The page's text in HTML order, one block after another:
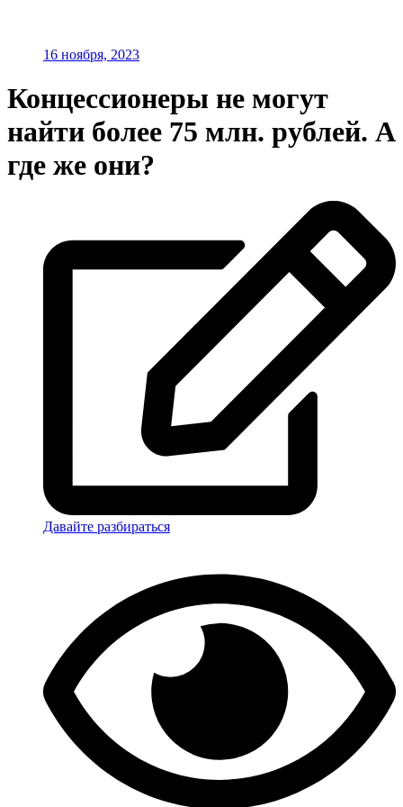
16 ноября, 2023
Концессионеры не могут
найти более 75 млн. рублей. А
где же они?
Давайте разбираться